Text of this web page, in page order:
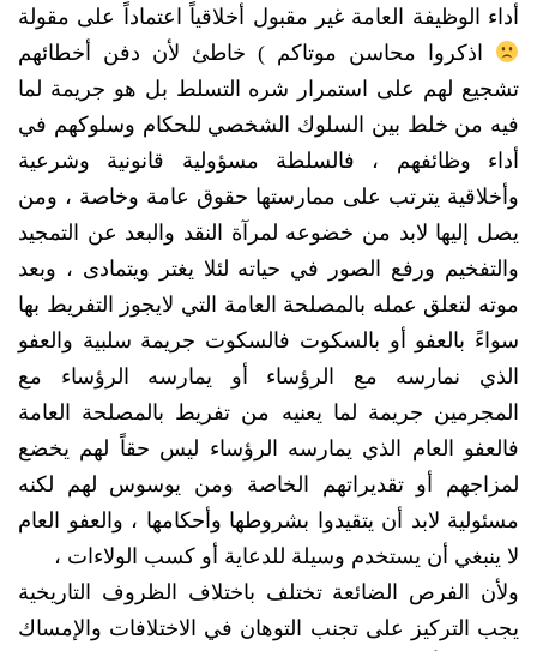
أداء الوظيفة العامة غير مقبول أخلاقياً اعتماداً على مقولة
اذكروا محاسن موتاكم ) خاطئ لأن دفن أخطائهم
تشجيع لهم على استمرار شره التسلط بل هو جريمة لما
فيه من خلط بين السلوك الشخصي للحكام وسلوكهم في
أداء وظائفهم ، فالسلطة مسؤولية قانونية وشرعية
وأخلاقية يترتب على ممارستها حقوق عامة وخاصة ، ومن
يصل إليها لابد من خضوعه لمرآة النقد والبعد عن التمجيد
والتفخيم ورفع الصور في حياته لئلا يغتر ويتمادى ، وبعد
موته لتعلق عمله بالمصلحة العامة التي لايجوز التفريط بها
سواءً بالعفو أو بالسكوت فالسكوت جريمة سلبية والعفو
الذي نمارسه مع الرؤساء أو يمارسه الرؤساء مع
المجرمين جريمة لما يعنيه من تفريط بالمصلحة العامة
فالعفو العام الذي يمارسه الرؤساء ليس حقاً لهم يخضع
لمزاجهم أو تقديراتهم الخاصة ومن يوسوس لهم لكنه
مسئولية لابد أن يتقيدوا بشروطها وأحكامها ، والعفو العام
لا ينبغي أن يستخدم وسيلة للدعاية أو كسب الولاءات ،
ولأن الفرص الضائعة تختلف باختلاف الظروف التاريخية
يجب التركيز على تجنب التوهان في الاختلافات والإمساك